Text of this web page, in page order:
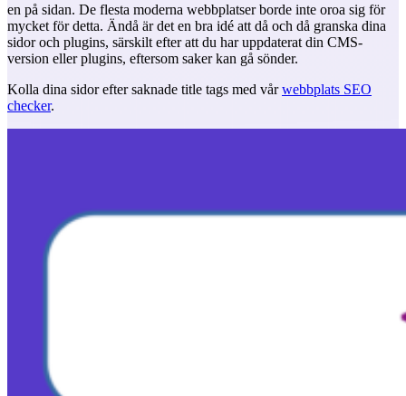
en på sidan. De flesta moderna webbplatser borde inte oroa sig för
mycket för detta. Ändå är det en bra idé att då och då granska dina
sidor och plugins, särskilt efter att du har uppdaterat din CMS-
version eller plugins, eftersom saker kan gå sönder.
Kolla dina sidor efter saknade title tags med vårwebbplats SEO
checker.